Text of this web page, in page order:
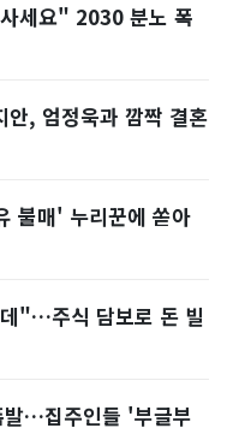
세요" 2030 분노 폭
, 엄정욱과 깜짝 결혼
불매' 누리꾼에 쏟아
"…주식 담보로 돈 빌
…집주인들 '부글부